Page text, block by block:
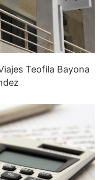
Teofila Bayona